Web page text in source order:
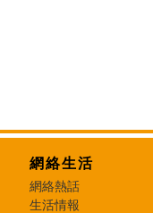
網絡生活
網絡熱話
生活情報